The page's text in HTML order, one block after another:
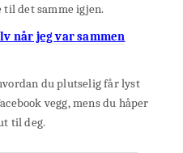
til det samme igjen.
når jeg var sammen
du plutselig får lyst
vegg, mens du håper
til deg.